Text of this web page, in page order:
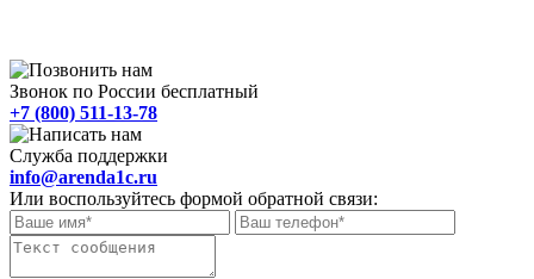
Звонок по России бесплатный
+7 (800) 511-13-78
Служба поддержки
info@arenda1c.ru
Или воспользуйтесь формой обратной связи: